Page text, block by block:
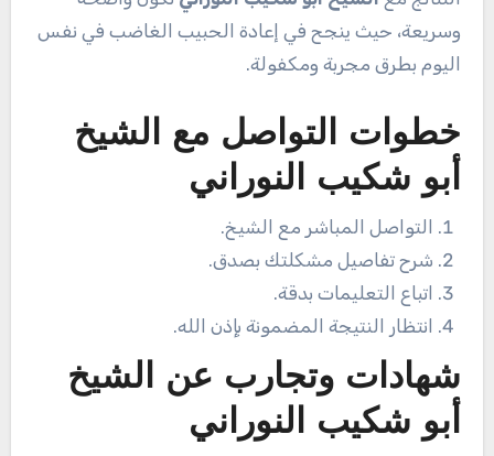
وسريعة، حيث ينجح في إعادة الحبيب الغاضب في نفس
اليوم بطرق مجربة ومكفولة.
خطوات التواصل مع الشيخ
أبو شكيب النوراني
التواصل المباشر مع الشيخ.
شرح تفاصيل مشكلتك بصدق.
اتباع التعليمات بدقة.
انتظار النتيجة المضمونة بإذن الله.
شهادات وتجارب عن الشيخ
أبو شكيب النوراني